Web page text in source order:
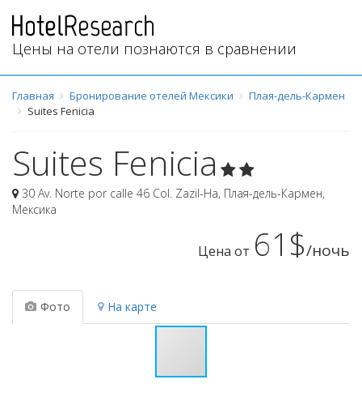
Цены на отели познаются в сравнении
Главная Бронирование отелей Мексики
Плая-дель-Кармен
Suites Fenicia
Suites Fenicia
30 Av. Norte por calle 46 Col. Zazil-Ha, Плая-дель-Кармен,
Мексика
Цена от 61$/ночь
Фото На карте